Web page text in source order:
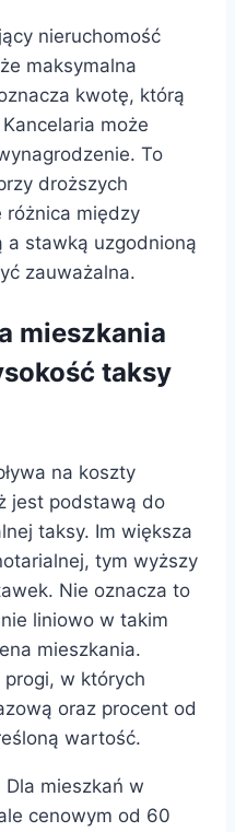
nieruchomość
maksymalna
kwotę, którą
może
To
droższych
różnica między
a stawką uzgodnioną
zauważalna.
mieszkania
taksy
na koszty
jest podstawą do
taksy. Im większa
tym wyższy
Nie oznacza to
liniowo w takim
mieszkania.
w których
oraz procent od
wartość.
Dla mieszkań w
cenowym od 60